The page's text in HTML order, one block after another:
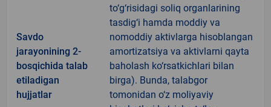
Savdo
jarayonining 2-
bosqichida talab
etiladigan
hujjatlar
to‘g‘risidagi soliq organlarining
tasdig‘i hamda moddiy va
nomoddiy aktivlarga hisoblangan
amortizatsiya va aktivlarni qayta
baholash ko‘rsatkichlari bilan
birga). Bunda, talabgor
tomonidan o‘z moliyaviy